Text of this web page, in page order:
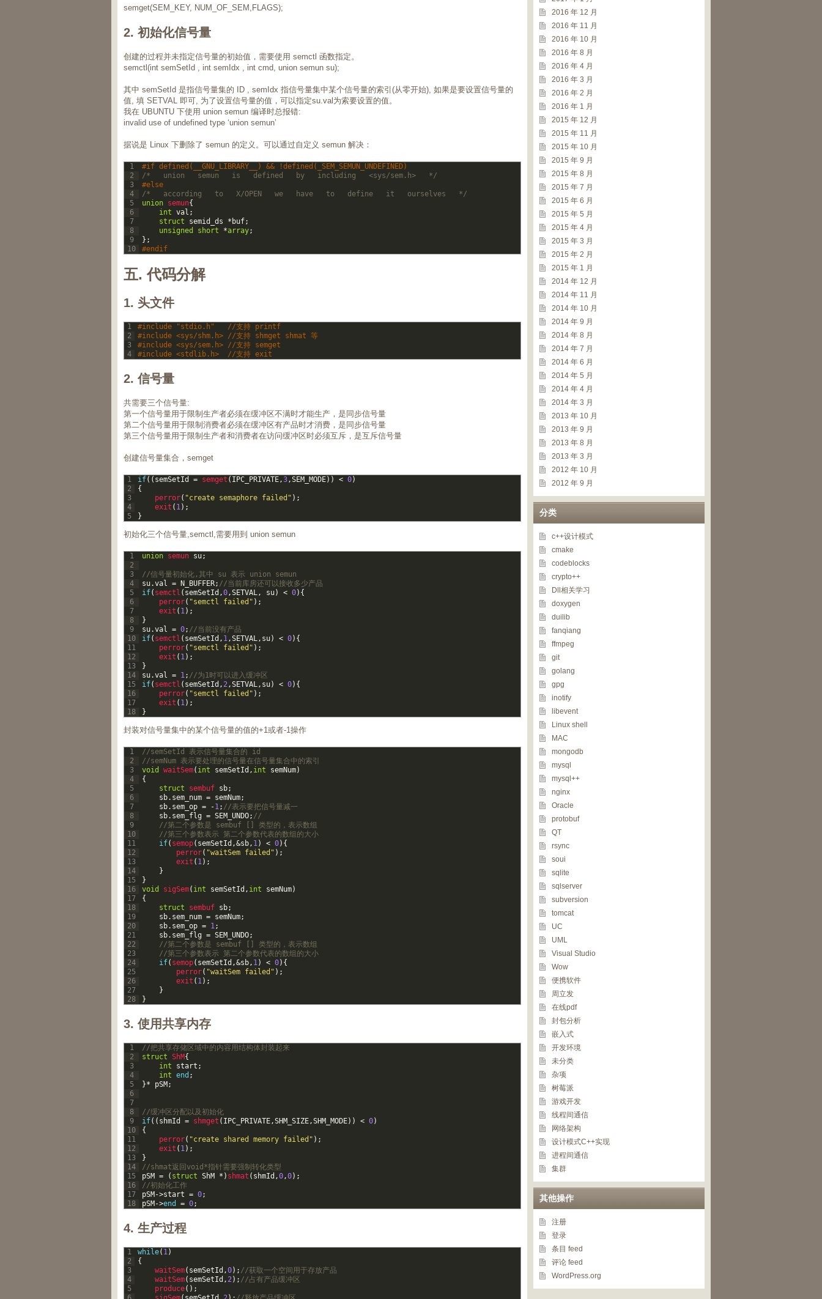
semget(SEM_KEY, NUM_OF_SEM,FLAGS);
2. 初始化信号量
创建的过程并未指定信号量的初始值，需要使用 semctl 函数指定。
semctl(int semSetId , int semIdx , int cmd, union semun su);
其中 semSetId 是指信号量集的 ID , semIdx 指信号量集中某个信号量的索引(从零开始), 如果是要设置信号量的
值, 填 SETVAL 即可, 为了设置信号量的值，可以指定su.val为索要设置的值。
我在 UBUNTU 下使用 union semun 编译时总报错:
invalid use of undefined type ‘union semun’
据说是 Linux 下删除了 semun 的定义。可以通过自定义 semun 解决：
1
2
3
4
5
6
7
8
9
10
#if defined(__GNU_LIBRARY__) && !defined(_SEM_SEMUN_UNDEFINED)
/*   union   semun   is   defined   by   including   <sys/sem.h>   */
#else
/*   according   to   X/OPEN   we   have   to   define   it   ourselves   */
union semun{
int val ;
struct
semid_ds * buf;
unsigned
short *array;
} ;
#endif
五. 代码分解
1. 头文件
1
2
3
4
#include "stdio.h"   //支持 printf
#include <sys/shm.h> //支持 shmget shmat 等
#include <sys/sem.h> //支持 semget
#include <stdlib.h>  //支持 exit
2. 信号量
共需要三个信号量:
第一个信号量用于限制生产者必须在缓冲区不满时才能生产，是同步信号量
第二个信号量用于限制消费者必须在缓冲区有产品时才消费，是同步信号量
第三个信号量用于限制生产者和消费者在访问缓冲区时必须互斥，是互斥信号量
创建信号量集合，semget
1
2
3
4
5
if( ( semSetId = semget ( IPC_PRIVATE,3,SEM_MODE) ) < 0)
{
perror( "create semaphore failed" ) ;
exit ( 1) ;
}
初始化三个信号量,semctl,需要用到 union semun
1
2
3
4
5
6
7
8
9
10
11
12
13
14
15
16
17
18
union semun su;
//信号量初始化,其中 su 表示 union semun
su.val = N_BUFFER; //当前库房还可以接收多少产品
if( semctl ( semSetId ,0,SETVAL, su) < 0) {
perror( "semctl failed" ) ;
exit ( 1) ;
}
su.val = 0; //当前没有产品
if( semctl ( semSetId , 1,SETVAL, su) < 0) {
perror( "semctl failed" ) ;
exit ( 1) ;
}
su.val = 1; //为1时可以进入缓冲区
if( semctl ( semSetId ,2,SETVAL, su) < 0) {
perror( "semctl failed" ) ;
exit ( 1) ;
}
封装对信号量集中的某个信号量的值的+1或者-1操作
1
2
3
4
5
6
7
8
9
10
11
12
13
14
15
16
17
18
19
20
21
22
23
24
25
26
27
28
//semSetId 表示信号量集合的 id
//semNum 表示要处理的信号量在信号量集合中的索引
void
waitSem( int semSetId , int semNum)
{
struct
sembuf sb;
sb. sem_num = semNum;
sb. sem_op = -1; //表示要把信号量减一
sb. sem_flg = SEM_UNDO; //
//第二个参数是 sembuf [] 类型的，表示数组
//第三个参数表示 第二个参数代表的数组的大小
if( semop( semSetId ,&sb, 1) < 0) {
perror( "waitSem failed" ) ;
exit ( 1) ;
}
}
void
sigSem( int semSetId , int semNum)
{
struct
sembuf sb;
sb. sem_num = semNum;
sb. sem_op = 1;
sb. sem_flg = SEM_UNDO;
//第二个参数是 sembuf [] 类型的，表示数组
//第三个参数表示 第二个参数代表的数组的大小
if( semop( semSetId ,&sb, 1) < 0) {
perror( "waitSem failed" ) ;
exit ( 1) ;
}
}
3. 使用共享内存
1
2
3
4
5
6
7
8
9
10
11
12
13
14
15
16
17
18
//把共享存储区域中的内容用结构体封装起来
struct ShM{
int
start ;
int end ;
}* pSM ;
//缓冲区分配以及初始化
if( ( shmId = shmget ( IPC_PRIVATE,SHM_SIZE,SHM_MODE) ) < 0)
{
perror( "create shared memory failed" ) ;
exit ( 1) ;
}
//shmat返回void*指针需要强制转化类型
pSM = ( struct ShM * ) shmat ( shmId ,0,0) ;
//初始化工作
pSM ->start = 0;
pSM ->end = 0;
4. 生产过程
1
2
3
4
5
while( 1)
{
waitSem( semSetId ,0) ; //获取一个空间用于存放产品
waitSem( semSetId ,2) ; //占有产品缓冲区
produce( ) ;
2016 年 12 月
2016 年 11 月
2016 年 10 月
2016 年 8 月
2016 年 4 月
2016 年 3 月
2016 年 2 月
2016 年 1 月
2015 年 12 月
2015 年 11 月
2015 年 10 月
2015 年 9 月
2015 年 8 月
2015 年 7 月
2015 年 6 月
2015 年 5 月
2015 年 4 月
2015 年 3 月
2015 年 2 月
2015 年 1 月
2014 年 12 月
2014 年 11 月
2014 年 10 月
2014 年 9 月
2014 年 8 月
2014 年 7 月
2014 年 6 月
2014 年 5 月
2014 年 4 月
2014 年 3 月
2013 年 10 月
2013 年 9 月
2013 年 8 月
2013 年 3 月
2012 年 10 月
2012 年 9 月
分类
c++设计模式
cmake
codeblocks
crypto++
Dll相关学习
doxygen
duilib
fanqiang
ffmpeg
git
golang
gpg
inotify
libevent
Linux shell
MAC
mongodb
mysql
mysql++
nginx
Oracle
protobuf
QT
rsync
soui
sqlite
sqlserver
subversion
tomcat
UC
UML
Visual Studio
Wow
便携软件
周立发
在线pdf
封包分析
嵌入式
开发环境
未分类
杂项
树莓派
游戏开发
线程间通信
网络架构
设计模式C++实现
进程间通信
集群
其他操作
注册
登录
条目 feed
评论 feed
WordPress.org